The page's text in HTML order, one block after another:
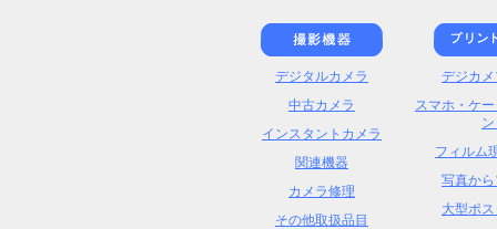
デジタルカメラ
中古カメラ
インスタントカメラ
関連機器
カメラ修理
その他取扱品目
デジカ
スマホ・ケ
フィルム
写真か
大型ポ